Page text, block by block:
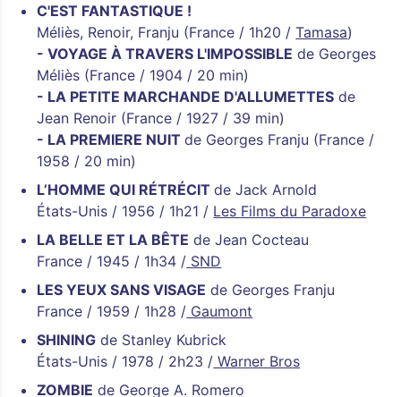
C'EST FANTASTIQUE !
Méliès, Renoir, Franju (France / 1h20 /Tamasa)
- VOYAGE À TRAVERS L'IMPOSSIBLE de Georges
Méliès (France / 1904 / 20 min)
- LA PETITE MARCHANDE D'ALLUMETTES de
Jean Renoir (France / 1927 / 39 min)
- LA PREMIERE NUITde Georges Franju (France /
1958 / 20 min)
L’HOMME QUI RÉTRÉCITde Jack Arnold
États-Unis / 1956 / 1h21 / Les Films du Paradoxe
LA BELLE ET LA BÊTE de Jean Cocteau
France / 1945 / 1h34 / SND
LES YEUX SANS VISAGE de Georges Franju
France / 1959 / 1h28 / Gaumont
SHINING de Stanley Kubrick
États-Unis / 1978 / 2h23 / Warner Bros
ZOMBIE de George A. Romero